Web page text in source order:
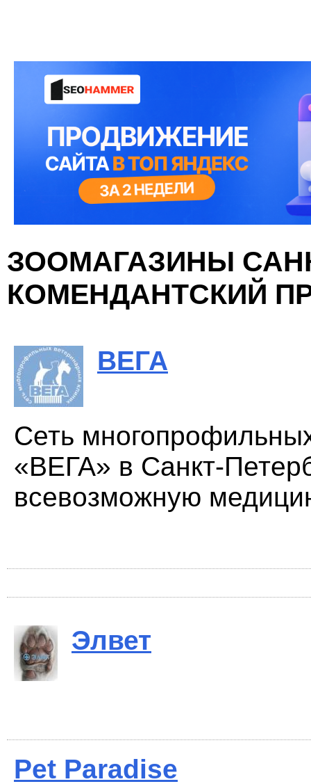
ЗООМАГАЗИНЫ
КОМЕНДАНТСКИЙ
ВЕГА
Сеть
«ВЕГА» в Санкт-
всевозможную
Элвет
Pet Paradise